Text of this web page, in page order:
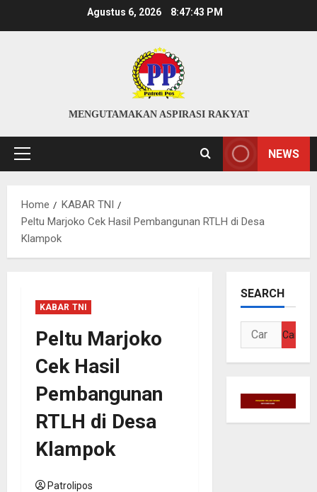
Agustus 6, 2026 8:47:43 PM
MENGUTAMAKAN ASPIRASI RAKYAT
Primary
NEWS
Home
KABAR TNI
Peltu Marjoko Cek Hasil Pembangunan RTLH di Desa
Klampok
KABAR TNI
Peltu Marjoko
Cek Hasil
Pembangunan
RTLH di Desa
Klampok
Patrolipos
SEARCH
Cari
untuk: